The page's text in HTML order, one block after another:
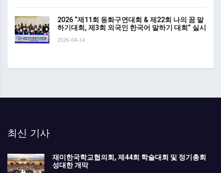
2026 “제11회 동화구연대회 & 제22회 나의 꿈 말
하기대회, 제3회 외국인 한국어 말하기 대회” 실시
2026-04-14
최신 기사
재미한국학교협의회, 제44회 학술대회 및 정기총회
성대한 개막